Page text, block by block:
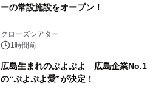
ーの常設施設をオープン！
クローズシアター
1時間前
広島生まれのぷよぷよ 広島企業No.1
の“ぷよぷよ愛”が決定！